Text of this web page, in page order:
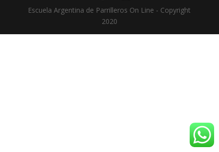
Escuela Argentina de Parrilleros On Line - Copyright
2020